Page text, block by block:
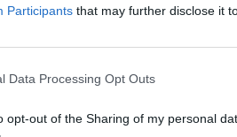
Participants that may further disclose it
Data Processing Opt Outs
opt-out of the Sharing of my personal
έγιναν ακόμη εντονότερες τους
έχουν ήδη μπει και συζητούνται
εκτός Αττικής, ενώ το